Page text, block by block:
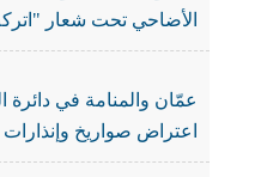
الأضاحي تحت شعار
عمّان والمنامة في دائرة
اعتراض صواريخ